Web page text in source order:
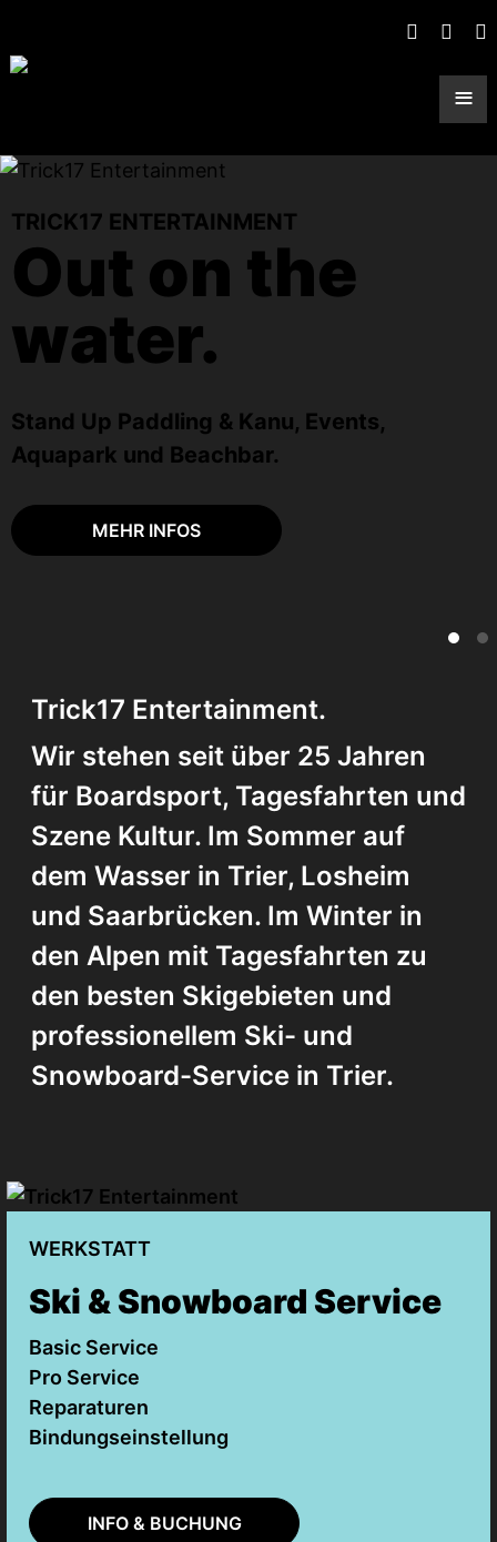
≡
TRICK17 ENTERTAINMENT
Out on the
water.
Stand Up Paddling & Kanu, Events,
Aquapark und Beachbar.
MEHR INFOS
Trick17 Entertainment.
Wir stehen seit über 25 Jahren
für Boardsport, Tagesfahrten und
Szene Kultur. Im Sommer auf
dem Wasser in Trier, Losheim
und Saarbrücken. Im Winter in
den Alpen mit Tagesfahrten zu
den besten Skigebieten und
professionellem Ski- und
Snowboard-Service in Trier.
WERKSTATT
Ski & Snowboard Service
Basic Service
Pro Service
Reparaturen
Bindungseinstellung
INFO & BUCHUNG